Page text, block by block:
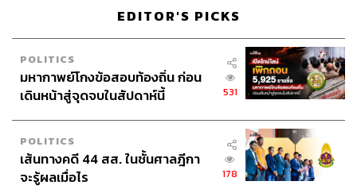
EDITOR'S PICKS
POLITICS
มหากาพย์โกงข้อสอบท้องถิ่น ก่อน
เดินหน้าสู่จุดจบในสัปดาห์นี้
531
POLITICS
เส้นทางคดี 44 สส. ในชั้นศาลฎีกา
จะรู้ผลเมื่อไร
178